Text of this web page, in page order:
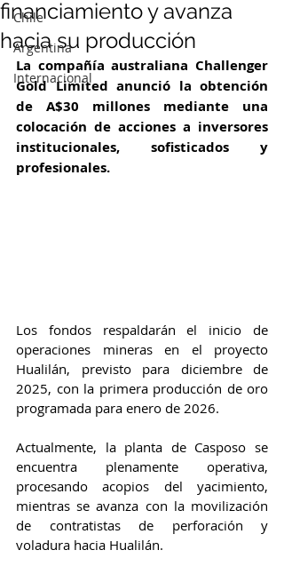
Chile
Argentina
Internacional
financiamiento y avanza
hacia su producción
La compañía australiana Challenger
Gold Limited anunció la obtención
de A$30 millones mediante una
colocación de acciones a inversores
institucionales, sofisticados y
profesionales.
Los fondos respaldarán el inicio de
operaciones mineras en el proyecto
Hualilán, previsto para diciembre de
2025, con la primera producción de oro
programada para enero de 2026.
Actualmente, la planta de Casposo se
encuentra plenamente operativa,
procesando acopios del yacimiento,
mientras se avanza con la movilización
de contratistas de perforación y
voladura hacia Hualilán.